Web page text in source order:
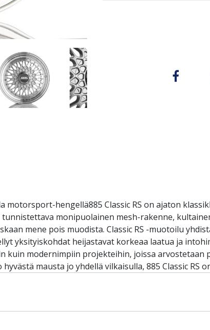
motorsport-hengellä885 Classic RS on ajaton
monipuolainen mesh-rakenne,
mene pois muodista. Classic RS -muotoilu
yksityiskohdat heijastavat korkeaa laatua ja
kuin modernimpiin projekteihin, joissa arvostetaan
mausta jo yhdellä vilkaisulla, 885 Classic RS